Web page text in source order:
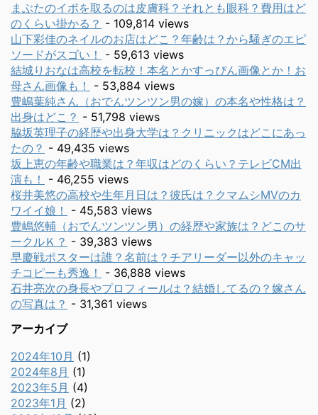
まぶたのイボを取るのは皮膚科？それとも眼科？費用はど
のくらい掛かる？ - 109,814 views
山下彩佳のネイルのお店はどこ？年齢は？から騒ぎのエピ
ソードがスゴい！
- 59,613 views
結城りおなは高校を転校！本名とかすっぴん画像とか！お
母さん画像も！
- 53,884 views
豊嶋葉純さん（おでんツンツン男の嫁）の本名や性格は？
出身はどこ？ - 51,798 views
脇坂英理子の経歴や出身大学は？クリニックはどこにあっ
たの？ - 49,435 views
坂上恵の年齢や職業は？年収はどのくらい？テレビCM出
演も！
- 46,255 views
桜井美悠の高校や生年月日は？彼氏は？クマムシMVのカ
ワイイ娘！
- 45,583 views
豊嶋悠輔（おでんツンツン男）の経歴や家族は？どこのサ
ークルＫ？ - 39,383 views
早慶戦ポスターは誰？名前は？チアリーダー以外のキャッ
チコピーも秀逸！
- 36,888 views
石井亮次の身長やプロフィールは？結婚してるの？嫁さん
の写真は？ - 31,361 views
アーカイブ
2024年10月 (1)
2024年8月 (1)
2023年5月 (4)
2023年1月 (2)